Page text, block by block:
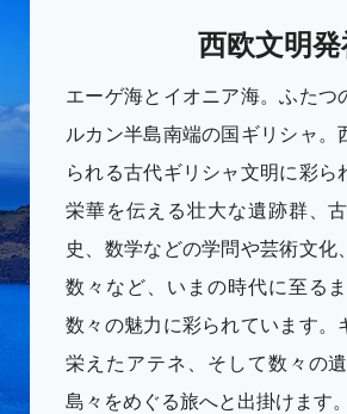
西欧文明
エーゲ海とイオニア海。ふた
ルカン半島南端の国ギリシャ
られる古代ギリシャ文明に彩
栄華を伝える壮大な遺跡群、
史、数学などの学問や芸術文
数々など、いまの時代に至る
数々の魅力に彩られています。
栄えたアテネ、そして数々の
島々をめぐる旅へと出掛けます。